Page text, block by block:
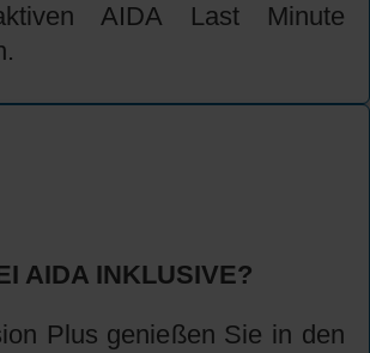
AIDA Last Minute
AIDA INKLUSIVE?
Plus genießen Sie in den